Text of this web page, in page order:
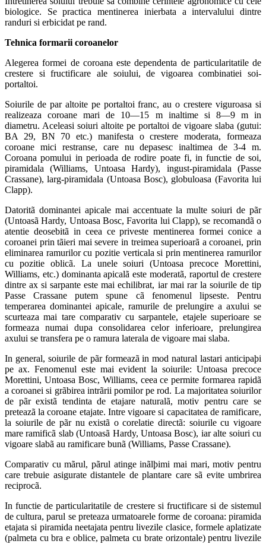
biologice. Se practica mentinerea inierbata a intervalului dintre
randuri si erbicidat pe rand.
Tehnica formarii coroanelor
Alegerea formei de coroana este dependenta de particularitatile de
crestere si fructificare ale soiului, de vigoarea combinatiei soi-
portaltoi.
Soiurile de par altoite pe portaltoi franc, au o crestere viguroasa si
realizeaza coroane mari de 10—15 m inaltime si 8—9 m in
diametru. Aceleasi soiuri altoite pe portaltoi de vigoare slaba (gutui:
BA 29, BN 70 etc.) manifesta o crestere moderata, formeaza
coroane mici restranse, care nu depasesc inaltimea de 3-4 m.
Coroana pomului in perioada de rodire poate fi, in functie de soi,
piramidala (Williams, Untoasa Hardy), ingust-piramidala (Passe
Crassane), larg-piramidala (Untoasa Bosc), globuloasa (Favorita lui
Clapp).
Datoritã dominantei apicale mai accentuate la multe soiuri de pãr
(Untoasã Hardy, Untoasa Bosc, Favorita lui Clapp), se recomandã o
atentie deosebitã in ceea ce priveste mentinerea formei conice a
coroanei prin tãieri mai severe in treimea superioarã a coroanei, prin
eliminarea ramurilor cu pozitie verticala si prin mentinerea ramurilor
cu pozitie oblicã. La unele soiuri (Untoasa precoce Morettini,
Williams, etc.) dominanta apicalã este moderatã, raportul de crestere
dintre ax si sarpante este mai echilibrat, iar mai rar la soiurile de tip
Passe Crassane putem spune cã fenomenul lipseste. Pentru
temperarea dominantei apicale, ramurile de prelungire a axului se
scurteaza mai tare comparativ cu sarpantele, etajele superioare se
formeaza numai dupa consolidarea celor inferioare, prelungirea
axului se transfera pe o ramura laterala de vigoare mai slaba.
In general, soiurile de pãr formeazã in mod natural lastari anticipaþi
pe ax. Fenomenul este mai evident la soiurile: Untoasa precoce
Morettini, Untoasa Bosc, Williams, ceea ce permite formarea rapidã
a coroanei si grãbirea intrãrii pomilor pe rod. La majoritatea soiurilor
de pãr existã tendinta de etajare naturalã, motiv pentru care se
preteazã la coroane etajate. Intre vigoare si capacitatea de ramificare,
la soiurile de pãr nu existã o corelatie directã: soiurile cu vigoare
mare ramificã slab (Untoasã Hardy, Untoasa Bosc), iar alte soiuri cu
vigoare slabã au ramificare bunã (Williams, Passe Crassane).
Comparativ cu mãrul, pãrul atinge inãlþimi mai mari, motiv pentru
care trebuie asigurate distantele de plantare care sã evite umbrirea
reciprocã.
In functie de particularitatile de crestere si fructificare si de sistemul
de cultura, parul se preteaza urmatoarele forme de coroana: piramida
etajata si piramida neetajata pentru livezile clasice, formele aplatizate
(palmeta cu bra e oblice, palmeta cu brate orizontale) pentru livezile